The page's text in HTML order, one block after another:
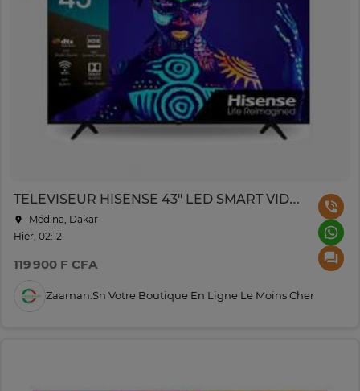
TELEVISEUR HISENSE 43" LED SMART VIDAA 4K 43A4Q
Médina, Dakar
Hier, 02:12
119 900 F CFA
Zaaman.sn Votre Boutique En Ligne Le Moins Cher